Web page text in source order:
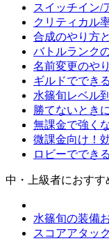
スイッチイン/
クリティカル
合成のやり方
バトルランク
名前変更のや
ギルドででき
水篠旬レベル
勝てないとき
無課金で強く
微課金向け！
ロビーででき
中・上級者におすす
水篠旬の装備
スコアアタッ